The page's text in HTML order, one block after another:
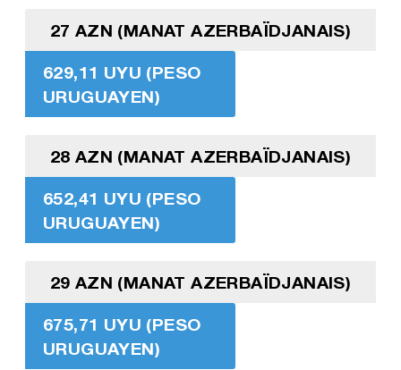
27 AZN (MANAT AZERBAÏDJANAIS)
629,11 UYU (PESO
URUGUAYEN)
28 AZN (MANAT AZERBAÏDJANAIS)
652,41 UYU (PESO
URUGUAYEN)
29 AZN (MANAT AZERBAÏDJANAIS)
675,71 UYU (PESO
URUGUAYEN)